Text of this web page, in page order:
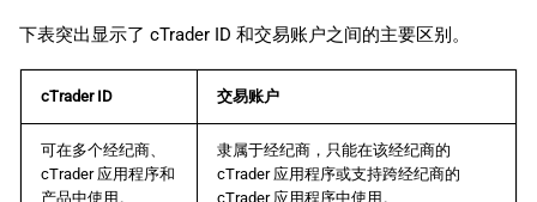
下表突出显示了 cTrader ID 和交易账户之间的主要区别。
cTrader ID 交易账户
可在多个经纪商、
cTrader 应用程序和
产品中使用。
隶属于经纪商，只能在该经纪商的
cTrader 应用程序或支持跨经纪商的
cTrader 应用程序中使用。